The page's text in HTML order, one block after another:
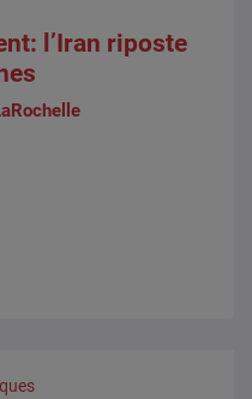
l’Iran riposte